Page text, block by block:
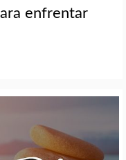
enfrentar